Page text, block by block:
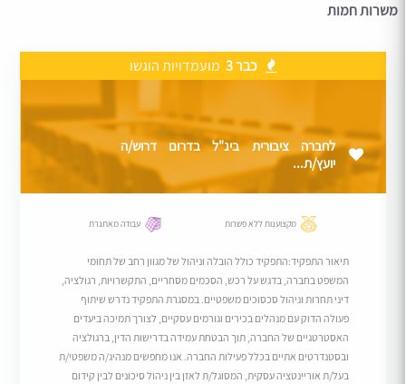
משרות חמות
כבר 3 מועמדויות הוגשו
לחברה ציבורית בינ"ל בדרום דרוש/ה
יועץ/ת...
מקצוענות ללא פשרות עבודה מאתגרת
תיאור התפקיד:התפקיד כולל הובלה וניהול של מגוון רחב של תחומי
המשפט בחברה, בדגש על רכש, הסכמים מסחריים, התקשרויות, רגולציה,
דיני תחרות וניהול סכסוכים משפטיים. במסגרת התפקיד נדרש שיתוף
פעולה הדוק עם מנהלים בכירים וגורמים עסקיים, לצורך תמיכה ביעדים
האסטרטגיים של החברה, תוך הבטחת עמידה בדרישות הדין, ברגולציה
ובסטנדרטים אתיים בכלל פעילות החברה. אנו מחפשים מנהיג/ה משפטי/ת
בעל/ת אוריינטציה עסקית, המסוגל/ת לאזן בין ניהול סיכונים לבין קידום